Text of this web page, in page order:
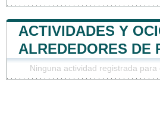
ACTIVIDADES Y
ALREDEDORES DE
Ninguna actividad registrada para